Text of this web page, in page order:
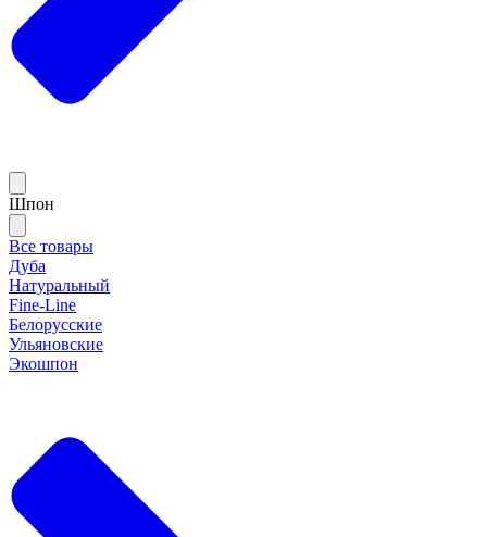
Шпон
Все товары
Дуба
Натуральный
Fine-Line
Белорусские
Ульяновские
Экошпон